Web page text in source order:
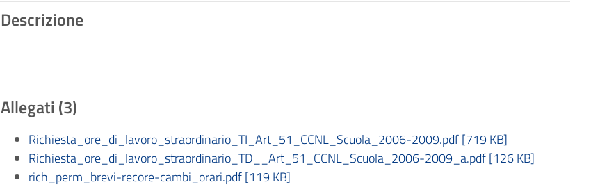
Descrizione
Allegati (3)
Richiesta_ore_di_lavoro_straordinario_TI_Art_51_CCNL_Scuola_2006-2009.pdf [719 KB]
Richiesta_ore_di_lavoro_straordinario_TD__Art_51_CCNL_Scuola_2006-2009_a.pdf [126 KB]
rich_perm_brevi-recore-cambi_orari.pdf [119 KB]